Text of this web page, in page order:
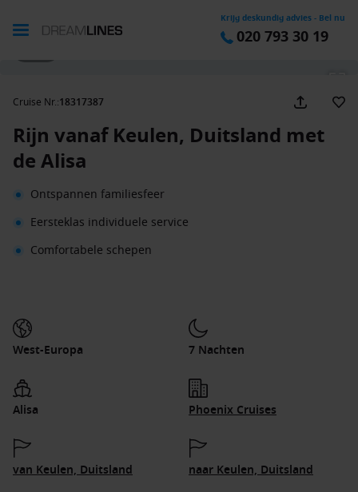
Krijg deskundig advies - Bel nu
020 793 30 19
Cruise Nr.:18317387
Rijn vanaf Keulen, Duitsland met
de Alisa
Ontspannen familiesfeer
Eersteklas individuele service
Comfortabele schepen
West-Europa 7 Nachten
Alisa Phoenix Cruises
van Keulen, Duitsland naar Keulen, Duitsland